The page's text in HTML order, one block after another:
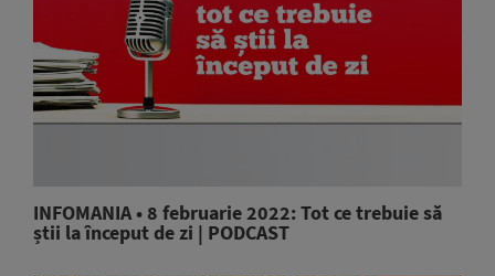
INFOMANIA • 8 februarie 2022: Tot ce trebuie să
știi la început de zi | PODCAST